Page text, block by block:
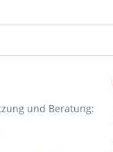
und Beratung: